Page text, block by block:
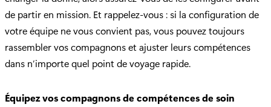
de partir en mission. Et rappelez-vous : si la configuration de
votre équipe ne vous convient pas, vous pouvez toujours
rassembler vos compagnons et ajuster leurs compétences
dans n’importe quel point de voyage rapide.
Équipez vos compagnons de compétences de soin